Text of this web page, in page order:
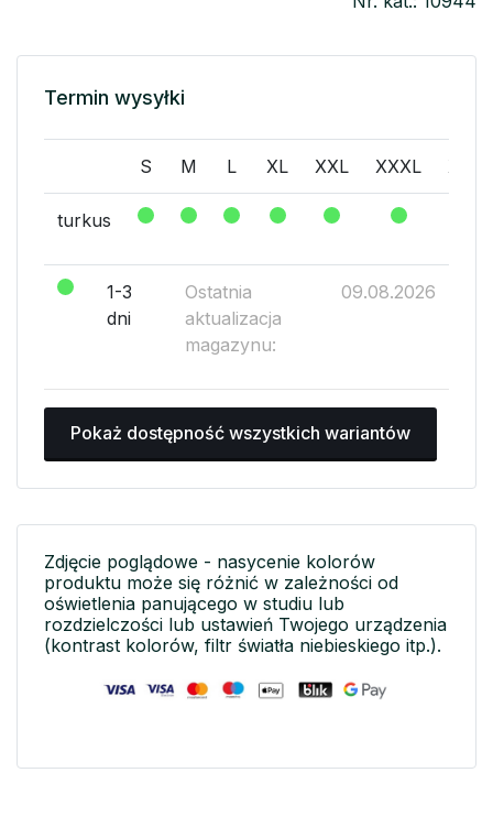
Termin wysyłki
S M L XL XXL XXXL
turkus
1-3
dni
Ostatnia
aktualizacja
magazynu:
09.08.2026
Pokaż dostępność wszystkich wariantów
Zdjęcie poglądowe - nasycenie kolorów
produktu może się różnić w zależności od
oświetlenia panującego w studiu lub
rozdzielczości lub ustawień Twojego urządzenia
(kontrast kolorów, filtr światła niebieskiego itp.).